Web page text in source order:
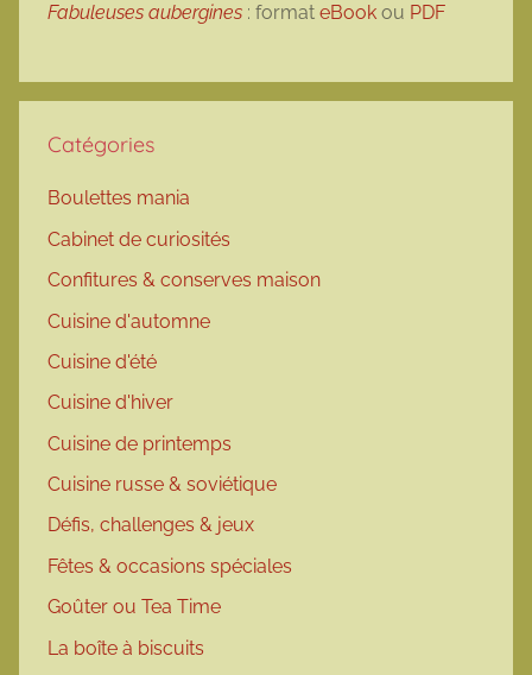
Fabuleuses aubergines : format eBook ou PDF
Catégories
Boulettes mania
Cabinet de curiosités
Confitures & conserves maison
Cuisine d'automne
Cuisine d'été
Cuisine d'hiver
Cuisine de printemps
Cuisine russe & soviétique
Défis, challenges & jeux
Fêtes & occasions spéciales
Goûter ou Tea Time
La boîte à biscuits